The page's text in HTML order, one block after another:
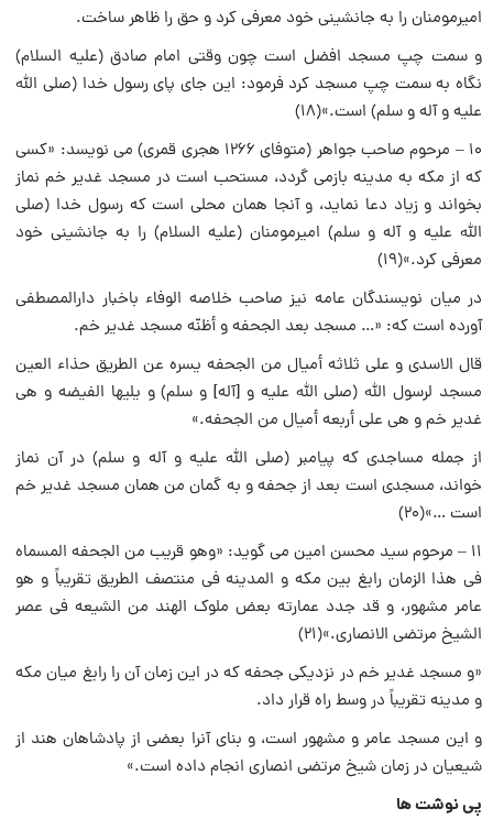
امیرمومنان را به جانشینی خود معرفی کرد و حق را ظاهر ساخت.
و سمت چپ مسجد افضل است چون وقتی امام صادق (علیه السلام)
نگاه به سمت چپ مسجد کرد فرمود: این جای پای رسول خدا (صلی الله
علیه و آله و سلم) است.»(۱۸)
۱۰ – مرحوم صاحب جواهر (متوفای ۱۲۶۶ هجری قمری) می نویسد: «کسی
که از مکه به مدینه بازمی گردد، مستحب است در مسجد غدیر خم نماز
بخواند و زیاد دعا نماید، و آنجا همان محلی است که رسول خدا (صلی
الله علیه و آله و سلم) امیرمومنان (علیه السلام) را به جانشینی خود
معرفی کرد.»(۱۹)
در میان نویسندگان عامه نیز صاحب خلاصه الوفاء باخبار دارالمصطفی
آورده است که: «… مسجد بعد الجحفه و أظنّه مسجد غدیر خم.
قال الاسدی و علی ثلاثه أمیال من الجحفه یسره عن الطریق حذاء العین
مسجد لرسول اللَّه (صلی اللَّه علیه و [آله] و سلم) و یلیها الفیضه و هی
غدیر خم و هی علی أربعه أمیال من الجحفه.»
از جمله مساجدی که پیامبر (صلی الله علیه و آله و سلم) در آن نماز
خواند، مسجدی است بعد از جحفه و به گمان من همان مسجد غدیر خم
است …»(۲۰)
۱۱ – مرحوم سید محسن امین می گوید: «وهو قریب من الجحفه المسماه
فی هذا الزمان رابغ بین مکه و المدینه فی منتصف الطریق تقریباً و هو
عامر مشهور، و قد جدد عمارته بعض ملوک الهند من الشیعه فی عصر
الشیخ مرتضی الانصاری.»(۲۱)
«و مسجد غدیر خم در نزدیکی جحفه که در این زمان آن را رابغ میان مکه
و مدینه تقریباً در وسط راه قرار داد.
و این مسجد عامر و مشهور است، و بنای آنرا بعضی از پادشاهان هند از
شیعیان در زمان شیخ مرتضی انصاری انجام داده است.»
پی نوشت ها